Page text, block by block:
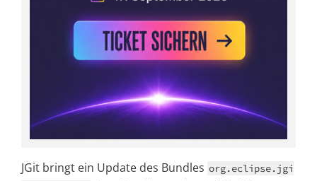
JGit bringt ein Update des Bundles org.eclipse.jgi